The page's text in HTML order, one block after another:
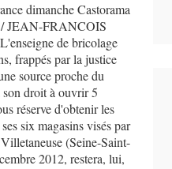
dimanche Castorama
/ JEAN-FRANCOIS
de bricolage
frappés par la justice
source proche du
son droit à ouvrir 5
réserve d'obtenir les
six magasins visés par
(Seine-Saint-
2012, restera, lui,